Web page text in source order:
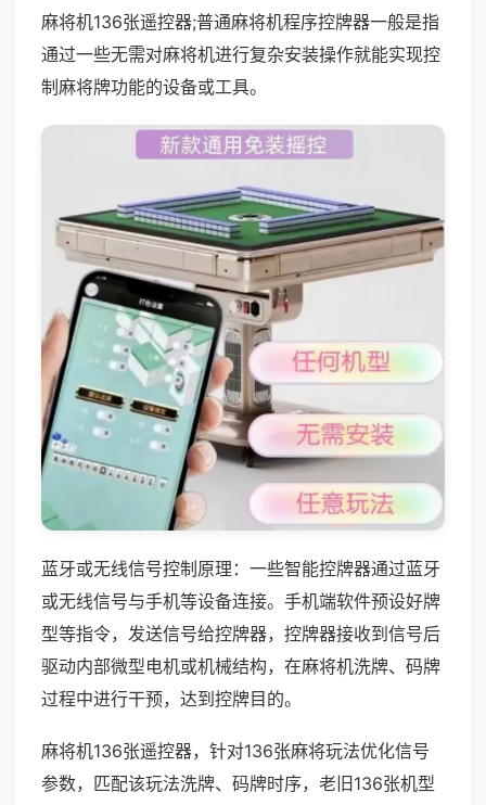
麻将机136张遥控器;普通麻将机程序控牌器一般是指
通过一些无需对麻将机进行复杂安装操作就能实现控
制麻将牌功能的设备或工具。
蓝牙或无线信号控制原理：一些智能控牌器通过蓝牙
或无线信号与手机等设备连接。手机端软件预设好牌
型等指令，发送信号给控牌器，控牌器接收到信号后
驱动内部微型电机或机械结构，在麻将机洗牌、码牌
过程中进行干预，达到控牌目的。
麻将机136张遥控器，针对136张麻将玩法优化信号
参数，匹配该玩法洗牌、码牌时序，老旧136张机型